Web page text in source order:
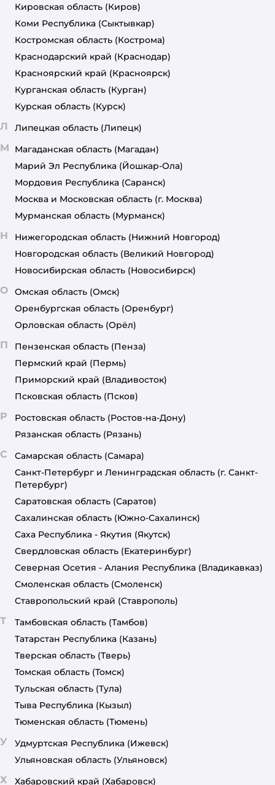
Кировская область (Киров)
Коми Республика (Сыктывкар)
Костромская область (Кострома)
Краснодарский край (Краснодар)
Красноярский край (Красноярск)
Курганская область (Курган)
Курская область (Курск)
Л Липецкая область (Липецк)
М Магаданская область (Магадан)
Марий Эл Республика (Йошкар-Ола)
Мордовия Республика (Саранск)
Москва и Московская область (г. Москва)
Мурманская область (Мурманск)
Н Нижегородская область (Нижний Новгород)
Новгородская область (Великий Новгород)
Новосибирская область (Новосибирск)
О Омская область (Омск)
Оренбургская область (Оренбург)
Орловская область (Орёл)
П Пензенская область (Пенза)
Пермский край (Пермь)
Приморский край (Владивосток)
Псковская область (Псков)
Р Ростовская область (Ростов-на-Дону)
Рязанская область (Рязань)
С Самарская область (Самара)
Санкт-Петербург и Ленинградская область (г. Санкт-
Петербург)
Саратовская область (Саратов)
Сахалинская область (Южно-Сахалинск)
Саха Республика - Якутия (Якутск)
Свердловская область (Екатеринбург)
Северная Осетия - Алания Республика (Владикавказ)
Смоленская область (Смоленск)
Ставропольский край (Ставрополь)
Т Тамбовская область (Тамбов)
Татарстан Республика (Казань)
Тверская область (Тверь)
Томская область (Томск)
Тульская область (Тула)
Тыва Республика (Кызыл)
Тюменская область (Тюмень)
У Удмуртская Республика (Ижевск)
Ульяновская область (Ульяновск)
Х Хабаровский край (Хабаровск)